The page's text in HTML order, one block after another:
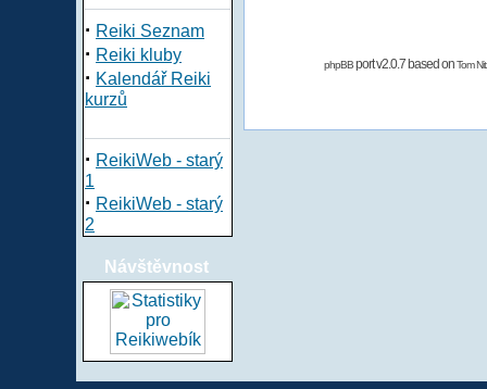
· Reiki Seznam
· Reiki kluby
· Kalendář Reiki
kurzů
· ReikiWeb - starý
1
· ReikiWeb - starý
2
Návštěvnost
phpBBport v2.0.7 based onTom